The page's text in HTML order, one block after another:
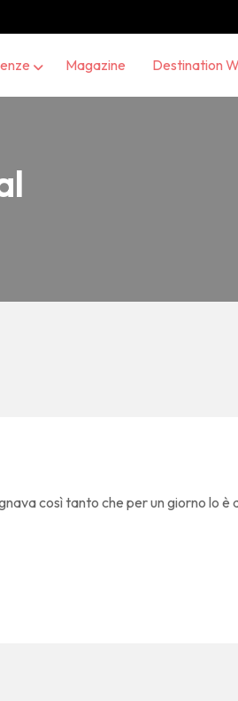
Magazine Destination
così tanto che per un giorno lo è